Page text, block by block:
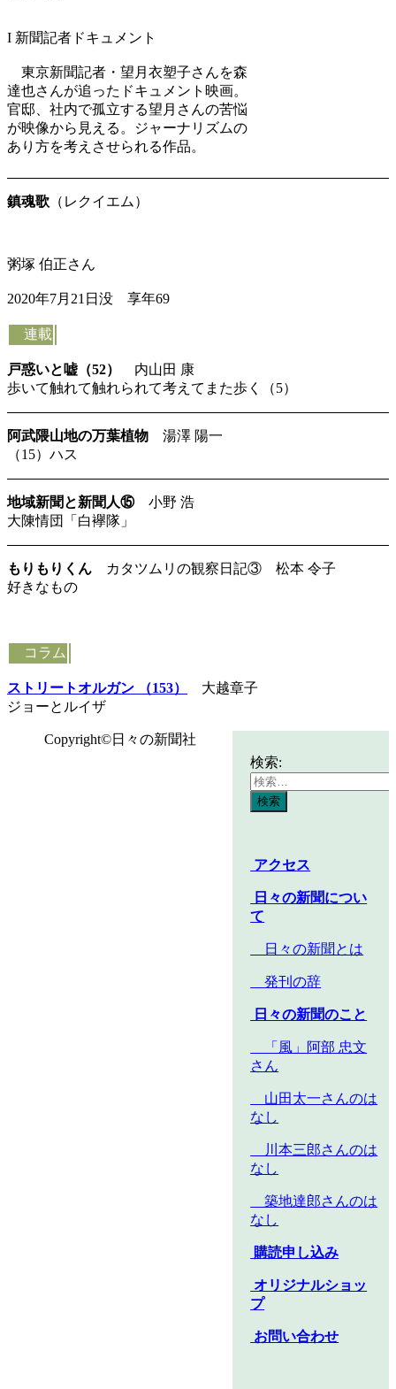
I 新聞記者ドキュメント
東京新聞記者・望月衣塑子さんを森
達也さんが追ったドキュメント映画。
官邸、社内で孤立する望月さんの苦悩
が映像から見える。ジャーナリズムの
あり方を考えさせられる作品。
鎮魂歌 （レクイエム）
粥塚 伯正さん
2020年7月21日没 享年69
連載
戸惑いと嘘（52） 内山田 康
歩いて触れて触れられて考えてまた歩く（5）
阿武隈山地の万葉植物 湯澤 陽一
（15）ハス
地域新聞と新聞人⑮小野 浩
大陳情団「白襷隊」
もりもりくん カタツムリの観察日記③ 松本 令子
好きなもの
コラム
ストリートオルガン （153）
大越章子
ジョーとルイザ
検索:
アクセス
日々の新聞につい
て
日々の新聞とは
発刊の辞
日々の新聞のこと
「風」阿部 忠文
さん
山田太一さんのは
なし
川本三郎さんのは
なし
築地達郎さんのは
なし
購読申し込み
オリジナルショッ
プ
お問い合わせ
Copyright©日々の新聞社